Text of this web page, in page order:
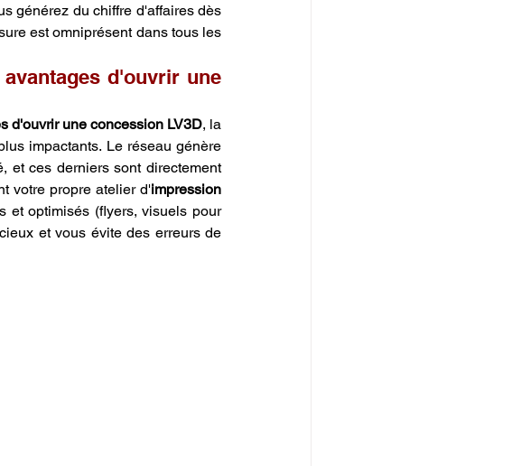
générez du chiffre d'affaires dès
est omniprésent dans tous les
d'ouvrir une
d'ouvrir une concession LV3D, la
impactants. Le réseau génère
et ces derniers sont directement
votre propre atelier d'impression
et optimisés (flyers, visuels pour
et vous évite des erreurs de